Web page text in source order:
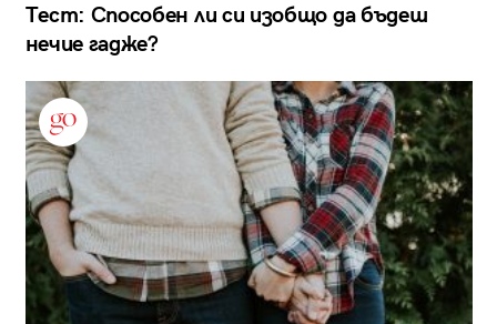
Тест: Способен ли си изобщо да бъдеш
нечие гадже?